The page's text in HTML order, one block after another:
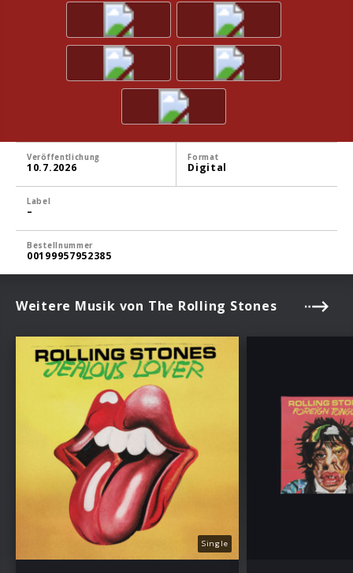
Veröffentlichung
10.7.2026
Format
Digital
Label
–
Bestellnummer
00199957952385
Weitere Musik von The Rolling Stones
Single